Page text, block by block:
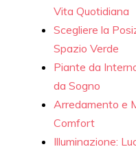
Vita Quotidiana
Scegliere la
Spazio Verde
Piante da
da Sogno
Arredamento e
Comfort
Illuminazione: